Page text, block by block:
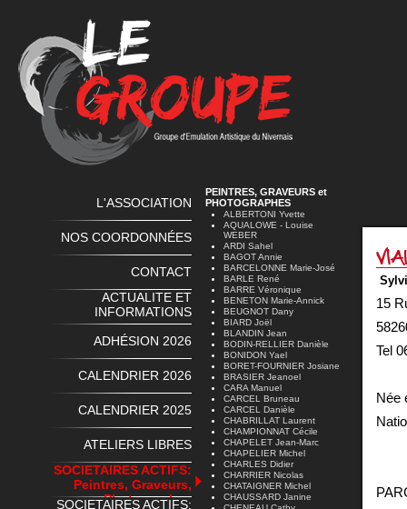
15
Tel
Née
PEINTRES, GRAVEURS et
PHOTOGRAPHES
ALBERTONI Yvette
AQUALOWE - Louise
WEBER
ARDI Sahel
BAGOT Annie
BARCELONNE Marie-José
BARLE René
BARRE Véronique
BENETON Marie-Annick
BEUGNOT Dany
BIARD Joël
BLANDIN Jean
BODIN-RELLIER Danièle
BONIDON Yael
BORET-FOURNIER Josiane
BRASIER Jeanoel
CARA Manuel
CARCEL Bruneau
CARCEL Danièle
CHABRILLAT Laurent
CHAMPIONNAT Cécile
CHAPELET Jean-Marc
CHAPELIER Michel
CHARLES Didier
CHARRIER Nicolas
CHATAIGNER Michel
CHAUSSARD Janine
L'ASSOCIATION
NOS COORDONNÉES
CONTACT
ACTUALITE ET
INFORMATIONS
ADHÉSION 2026
CALENDRIER 2026
CALENDRIER 2025
ATELIERS LIBRES
SOCIETAIRES ACTIFS:
Peintres, Graveurs,
Photographes
SOCIETAIRES ACTIFS: